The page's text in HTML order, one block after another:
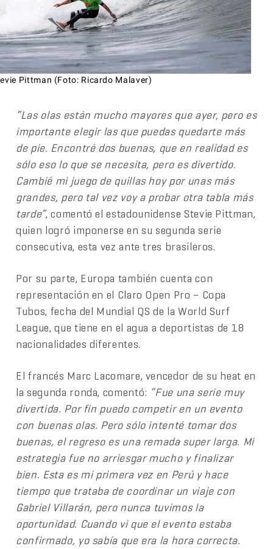
Pittman (Foto: Ricardo Malaver)
“Las olas están mucho mayores que ayer, pero es
importante elegir las que puedas quedarte más
de pie. Encontré dos buenas, que en realidad es
sólo eso lo que se necesita, pero es divertido.
Cambié mi juego de quillas hoy por unas más
grandes, pero tal vez voy a probar otra tabla más
tarde”, comentó el estadounidense Stevie Pittman,
quien logró imponerse en su segunda serie
consecutiva, esta vez ante tres brasileros.
Por su parte, Europa también cuenta con
representación en el Claro Open Pro – Copa
Tubos, fecha del Mundial QS de la World Surf
League, que tiene en el agua a deportistas de 18
nacionalidades diferentes.
El francés Marc Lacomare, vencedor de su heat en
la segunda ronda, comentó: “Fue una serie muy
divertida. Por fin puedo competir en un evento
con buenas olas. Pero sólo intenté tomar dos
buenas, el regreso es una remada super larga. Mi
estrategia fue no arriesgar mucho y finalizar
bien. Esta es mi primera vez en Perú y hace
tiempo que trataba de coordinar un viaje con
Gabriel Villarán, pero nunca tuvimos la
oportunidad. Cuando vi que el evento estaba
confirmado, yo sabía que era la hora correcta.